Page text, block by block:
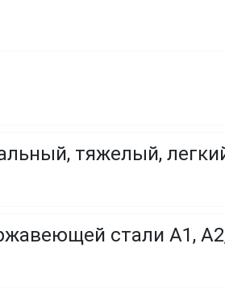
тяжелый,
стали A1,